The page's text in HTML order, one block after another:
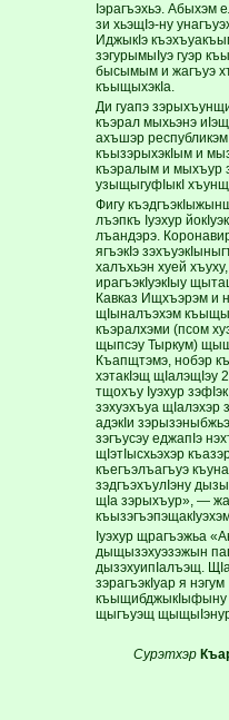
Iэрагъэхьэ. Абыхэм
зи хьэщIэ-ну
ИджыкIэ
зэгурымыIуэ гуэр
бысымым и жагъуэ
къыщыхэкIа.
Ди гуапэ
къэрал мыхьэнэ
ахъшэр
къызэрыхэкIым и
къэралым и мыхъур
узыщыгуфIыкI
Фигу
лъэпкъ Iуэхур
лъандэрэ.
ягъэкIэ
халъхьэн хуей
ирагъэкIуэкIыу
Кавказ Ищхъэрэм и
щIыналъэхэм
къэралхэми (псом
щыпсэу Тыркум)
Къапщтэмэ, нобэр
хэтакIэщ щIалэщIэу
тщохъу Iуэхур
зэхуэхъуа щIалэхэр
адэкIи
зэгъусэу еджапIэ
щIэтIысхьэхэр
къегъэлъагъуэ
зэдгъэхъулIэну
щIа зэрыхъур», —
Iуэхур щрагъэжьа
дыщызэхуэзэжын
дызэхуипIалъэщ.
зэрагъэкIуар я нэгум
къыщибджыкIыфыну
щыгъуэщ
Сурэтхэр